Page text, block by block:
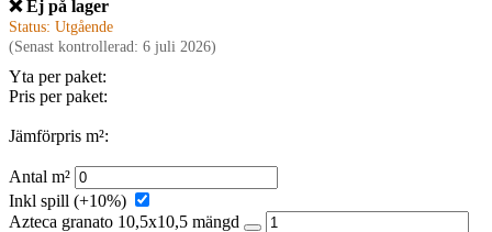
❌ Ej på lager
Status: Utgående
(Senast kontrollerad: 6 juli 2026)
Yta per paket:
Pris per paket:
Jämförpris m²:
Antal m²
Inkl spill (+10%)
Azteca granato 10,5x10,5 mängd